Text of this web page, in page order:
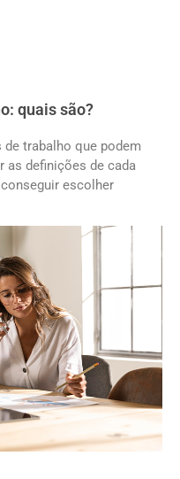
quais são?
trabalho que podem
as definições de cada
escolher